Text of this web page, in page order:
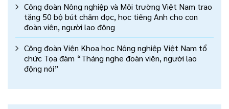
Công đoàn Nông nghiệp và Môi trường Việt Nam trao
tặng 50 bộ bút chấm đọc, học tiếng Anh cho con
đoàn viên, người lao động
Công đoàn Viện Khoa học Nông nghiệp Việt Nam tổ
chức Tọa đàm “Tháng nghe đoàn viên, người lao
động nói”